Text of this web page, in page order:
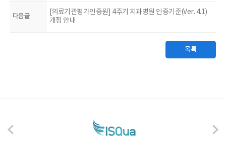
다음글
[의료기관평가인증원] 4주기 치과병원 인증기준(Ver. 4.1)
개정 안내
목록